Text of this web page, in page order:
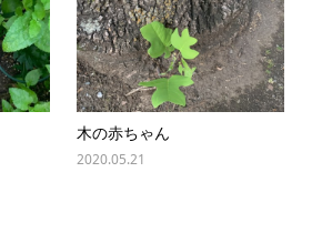
木の赤ちゃん
2020.05.21